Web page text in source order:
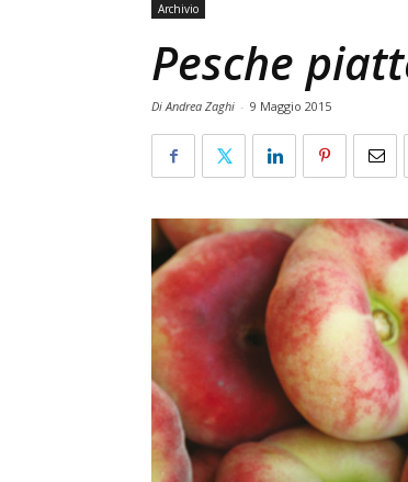
Archivio
Pesche
Di Andrea Zaghi - 9 Maggio 2015